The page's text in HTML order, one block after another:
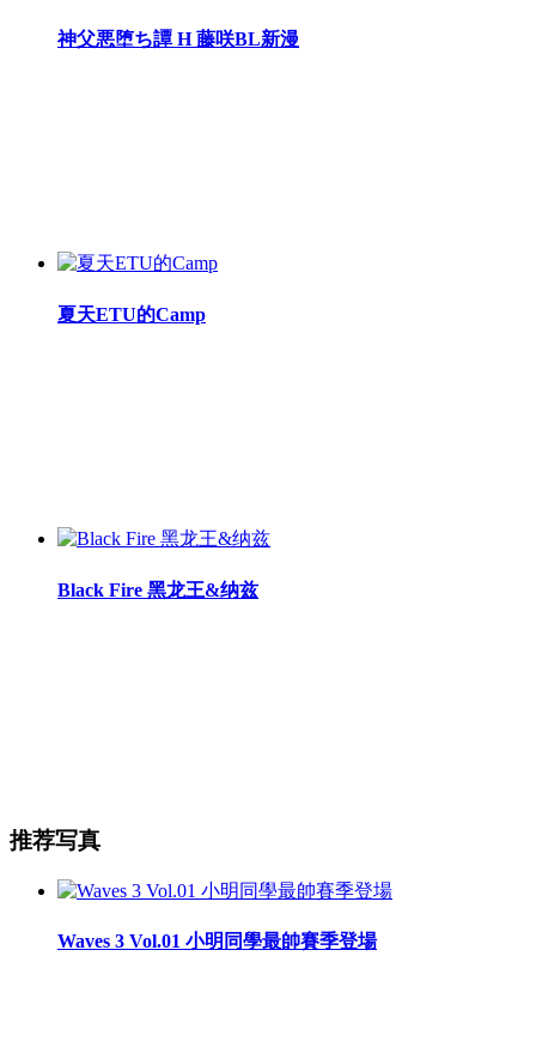
神父悪堕ち譚 H 藤咲BL新漫
夏天ETU的Camp
Black Fire 黑龙王&纳兹
推荐写真
Waves 3 Vol.01 小明同學最帥賽季登場